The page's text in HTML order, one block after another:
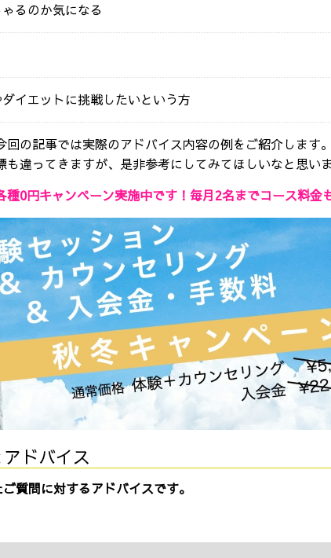
るのか気になる
イエットに挑戦したいという方
の記事では実際のアドバイス内容の例をご紹介します。
違ってきますが、 是非参考にしてみてほしいなと思い
0円キャンペーン実施中です！毎月2名までコース料金
ドバイス
質問に対するアドバイスです。